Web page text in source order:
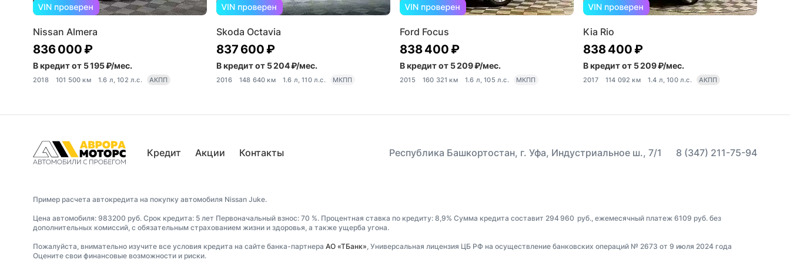
Nissan Almera
836 000 ₽
В кредит от 5 195 ₽/мес.
2018 101 500 км 1.6 л, 102 л.с. АКПП
Skoda Octavia
837 600 ₽
В кредит от 5 204 ₽/мес.
2016 148 640 км 1.6 л, 110 л.с. МКПП
Ford Focus
838 400 ₽
В кредит от 5 209 ₽/мес.
2015 160 321 км 1.6 л, 105 л.с. МКПП
Kia Rio
838 400 ₽
В кредит от 5 209 ₽/мес.
2017 114 092 км 1.4 л, 100 л.с. АКПП
Кредит Акции Контакты Республика Башкортостан, г. Уфа, Индустриальное ш., 7/1 8 (347) 211-75-94
Пример расчета автокредита на покупку автомобиля Nissan Juke.
Цена автомобиля: 983200 руб. Срок кредита: 5 лет Первоначальный взнос: 70 %. Процентная ставка по кредиту: 8,9% Сумма кредита составит 294 960 руб., ежемесячный платеж 6109 руб. без
дополнительных комиссий, с обязательным страхованием жизни и здоровья, а также ущерба угона.
Пожалуйста, внимательно изучите все условия кредита на сайте банка-партнера АО «ТБанк» , Универсальная лицензия ЦБ РФ на осуществление банковских операций № 2673 от 9 июля 2024 года
Оцените свои финансовые возможности и риски.